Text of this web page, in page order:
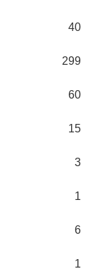
40
299
60
15
3
1
6
1